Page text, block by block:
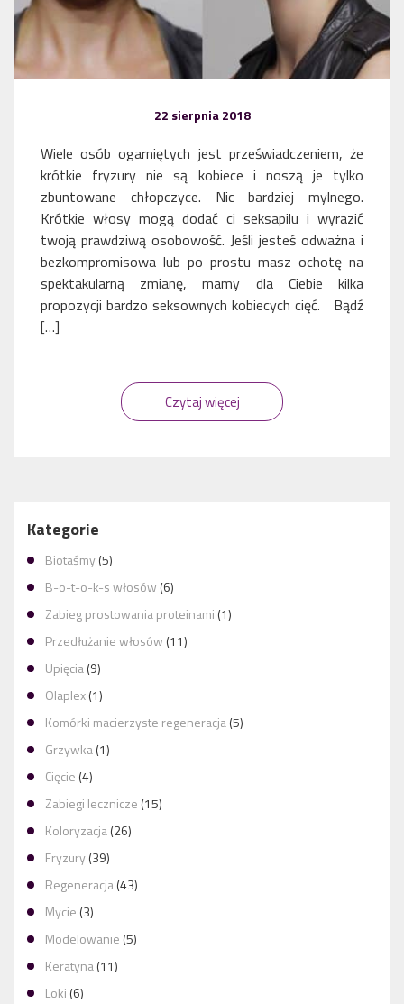
22 sierpnia 2018
Wiele osób ogarniętych jest przeświadczeniem, że
krótkie fryzury nie są kobiece i noszą je tylko
zbuntowane chłopczyce. Nic bardziej mylnego.
Krótkie włosy mogą dodać ci seksapilu i wyrazić
twoją prawdziwą osobowość. Jeśli jesteś odważna i
bezkompromisowa lub po prostu masz ochotę na
spektakularną zmianę, mamy dla Ciebie kilka
propozycji bardzo seksownych kobiecych cięć. Bądź
[…]
Czytaj więcej
Kategorie
Biotaśmy(5)
B-o-t-o-k-s włosów (6)
Zabieg prostowania proteinami (1)
Przedłużanie włosów (11)
Upięcia(9)
Olaplex(1)
Komórki macierzyste regeneracja(5)
Grzywka(1)
Cięcie (4)
Zabiegi lecznicze (15)
Koloryzacja(26)
Fryzury(39)
Regeneracja(43)
Mycie (3)
Modelowanie (5)
Keratyna(11)
Loki (6)